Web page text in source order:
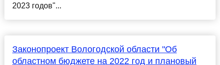
2023 годов"...
Законопроект Вологодской области "Об
областном бюджете на 2022 год и плановый